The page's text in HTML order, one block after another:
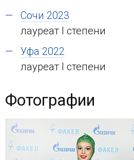
Сочи 2023
лауреат I степени
Уфа 2022
лауреат I степени
Фотографии